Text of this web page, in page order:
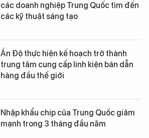
các doanh nghiệp Trung Quốc tìm đến
các kỹ thuật sáng tạo
Ấn Độ thực hiện kế hoạch trở thành
trung tâm cung cấp linh kiện bán dẫn
hàng đầu thế giới
Nhập khẩu chip của Trung Quốc giảm
mạnh trong 3 tháng đầu năm